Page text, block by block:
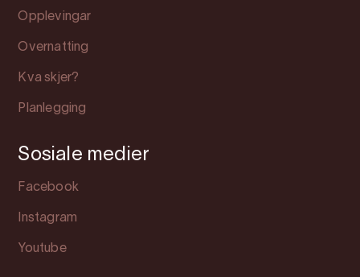
Opplevingar
Overnatting
Kva skjer?
Planlegging
Sosiale medier
Facebook
Instagram
Youtube